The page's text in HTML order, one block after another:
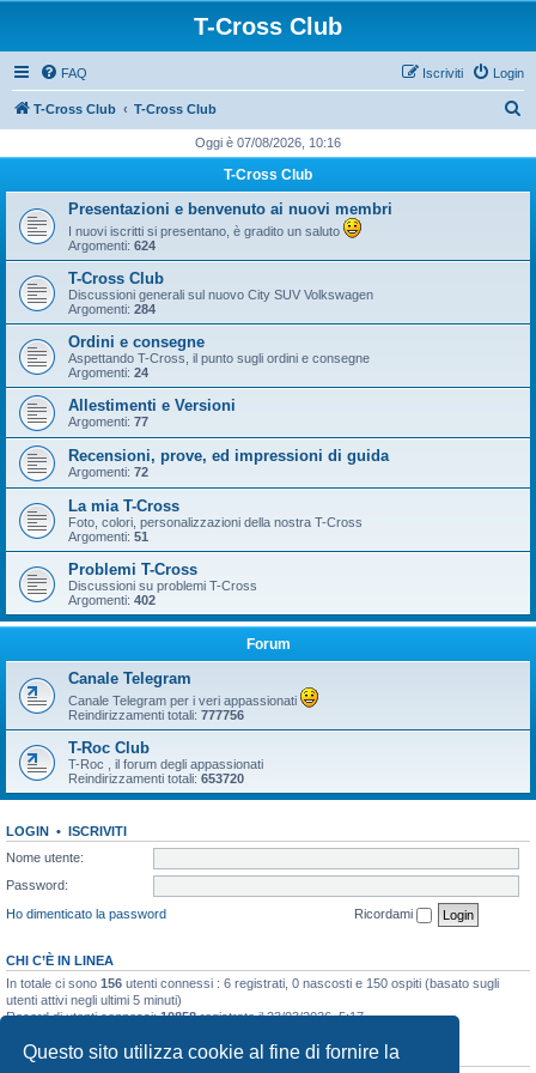
Questo sito utilizza cookie al fine di fornire la
T-Cross Club
FAQ Login
Iscriviti
T-Cross Club T-Cross Club
c
Oggi è 07/08/2026, 10:16
T-Cross Club
Presentazioni e benvenuto ai nuovi membri
I nuovi iscritti si presentano, è gradito un saluto
Argomenti: 624
T-Cross Club
Discussioni generali sul nuovo City SUV Volkswagen
Argomenti: 284
Ordini e consegne
Aspettando T-Cross, il punto sugli ordini e consegne
Argomenti: 24
Allestimenti e Versioni
Argomenti: 77
Recensioni, prove, ed impressioni di guida
Argomenti: 72
La mia T-Cross
Foto, colori, personalizzazioni della nostra T-Cross
Argomenti: 51
Problemi T-Cross
Discussioni su problemi T-Cross
Argomenti: 402
Forum
Canale Telegram
Canale Telegram per i veri appassionati
Reindirizzamenti totali: 777756
T-Roc Club
T-Roc , il forum degli appassionati
Reindirizzamenti totali: 653720
LOGIN • ISCRIVITI
Nome utente:
Password:
Ho dimenticato la password
Ricordami
CHI C’È IN LINEA
In totale ci sono 156 utenti connessi : 6 registrati, 0 nascosti e 150 ospiti (basato sugli
utenti attivi negli ultimi 5 minuti)
Record di utenti connessi:10858registrato il 23/03/2026, 5:17
STATISTICHE